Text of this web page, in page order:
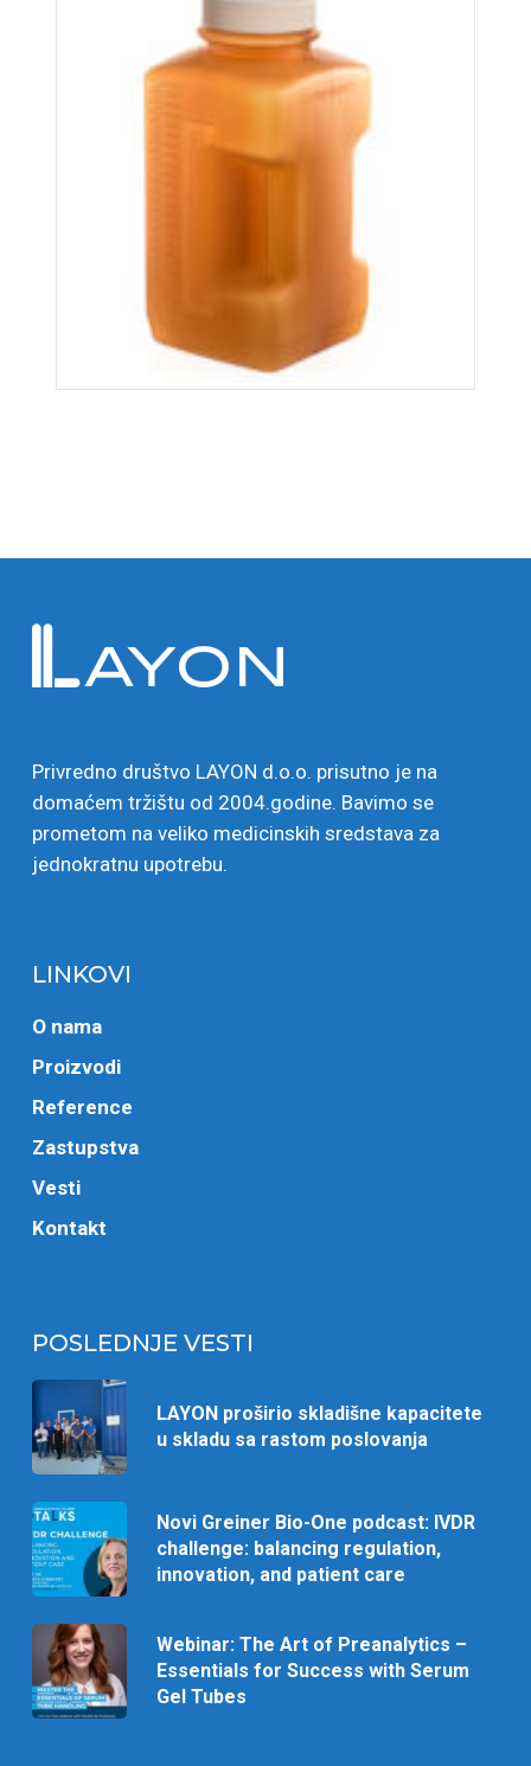
Privredno društvo LAYON d.o.o. prisutno je na
domaćem tržištu od 2004.godine. Bavimo se
prometom na veliko medicinskih sredstava za
jednokratnu upotrebu.
LINKOVI
O nama
Proizvodi
Reference
Zastupstva
Vesti
Kontakt
POSLEDNJE VESTI
LAYON proširio skladišne kapacitete
u skladu sa rastom poslovanja
Novi Greiner Bio-One podcast: IVDR
challenge: balancing regulation,
innovation, and patient care
Webinar: The Art of Preanalytics –
Essentials for Success with Serum
Gel Tubes